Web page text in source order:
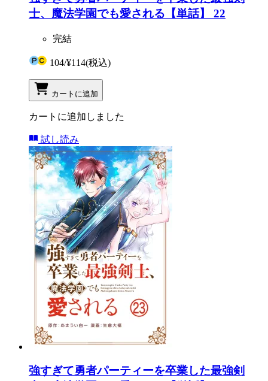
士、魔法学園でも愛される【単話】 22
完結
104/¥114(税込)
カートに追加
カートに追加しました
試し読み
強すぎて勇者パーティーを卒業した最強剣